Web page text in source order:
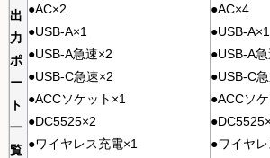
出
力
ポ
ー
ト
一
覧
●AC×2
●USB-A×1
●USB-A急速×2
●USB-C急速×2
●ACCソケット×1
●DC5525×2
●ワイヤレス充電×1
●AC×4
●USB-A×1
●USB-A
●USB-C
●ACCソ
●ワイヤ